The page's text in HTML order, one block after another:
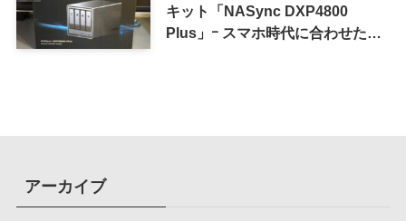
キット「NASync DXP4800
Plus」ｰ スマホ時代に合わせた設
アーカイブ